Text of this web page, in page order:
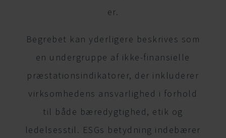
er.
Begrebet kan yderligere beskrives som
en undergruppe af ikke-finansielle
præstationsindikatorer, der inkluderer
virksomhedens ansvarlighed i forhold
til både bæredygtighed, etik og
ledelsesstil. ESGs betydning indebærer